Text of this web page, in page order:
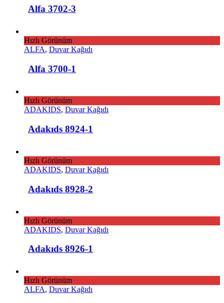
Alfa 3702-3
Hızlı Görünüm
ALFA, Duvar Kağıdı
Alfa 3700-1
Hızlı Görünüm
ADAKIDS, Duvar Kağıdı
Adakıds 8924-1
Hızlı Görünüm
ADAKIDS, Duvar Kağıdı
Adakıds 8928-2
Hızlı Görünüm
ADAKIDS, Duvar Kağıdı
Adakıds 8926-1
Hızlı Görünüm
ALFA, Duvar Kağıdı